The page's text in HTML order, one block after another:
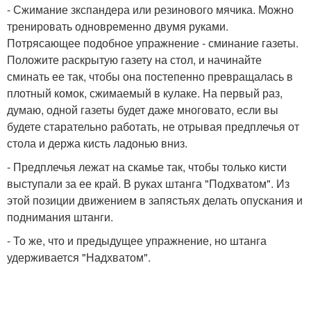
- Сжимание зкспандера или резинового мячика. Можно
тренировать одновременно двумя руками.
Потрясающее подобное упражнение - сминание газеты.
Положите раскрытую газету на стол, и начинайте
сминать ее так, чтобы она постепенно превращалась в
плотный комок, сжимаемый в кулаке. На первый раз,
думаю, одной газеты будет даже многовато, если вы
будете старательно работать, не отрывая предплечья от
стола и держа кисть ладонью вниз.
- Предплечья лежат на скамье так, чтобы только кисти
выступали за ее край. В руках штанга "Подхватом". Из
этой позиции движением в запястьях делать опускания и
поднимания штанги.
- То же, что и предыдущее упражнение, но штанга
удерживается "Надхватом".